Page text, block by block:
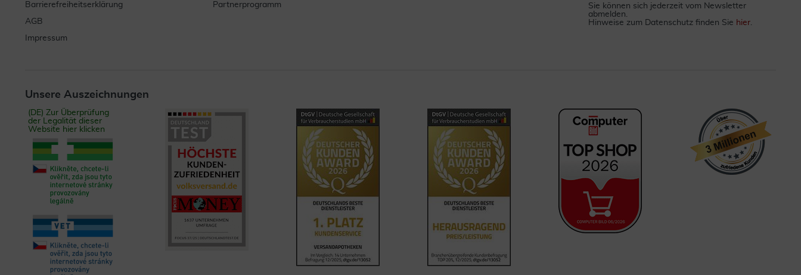
Barrierefreiheitserklärung
AGB
Impressum
Partnerprogramm
Sie können sich jederzeit vom Newsletter
abmelden.
Hinweise zum Datenschutz finden Sie hier.
Unsere Auszeichnungen
(DE) Zur Überprüfung
der Legalität dieser
Website hier klicken